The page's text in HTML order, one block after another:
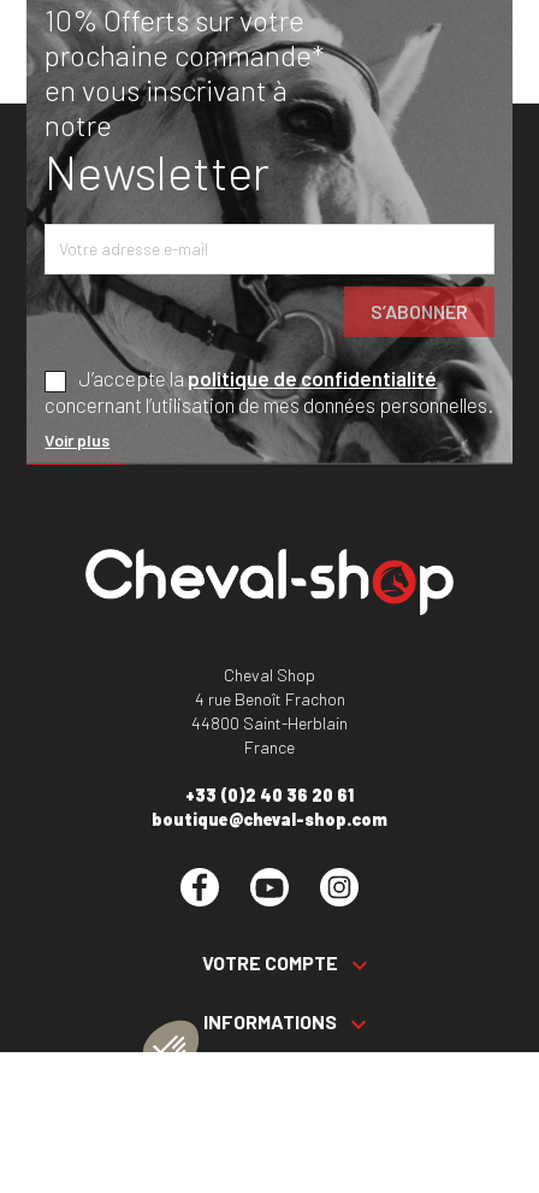
10% Offerts sur votre
prochaine commande*
en vous inscrivant à
notre
Newsletter
J’accepte lapolitique de confidentialité
concernant l’utilisation de mes données personnelles.
Voir plus
Cheval Shop
4 rue Benoît Frachon
44800 Saint-Herblain
France
+33 (0)2 40 36 20 61
boutique@cheval-shop.com
Facebook YouTube
VOTRE COMPTE 
INFORMATIONS 